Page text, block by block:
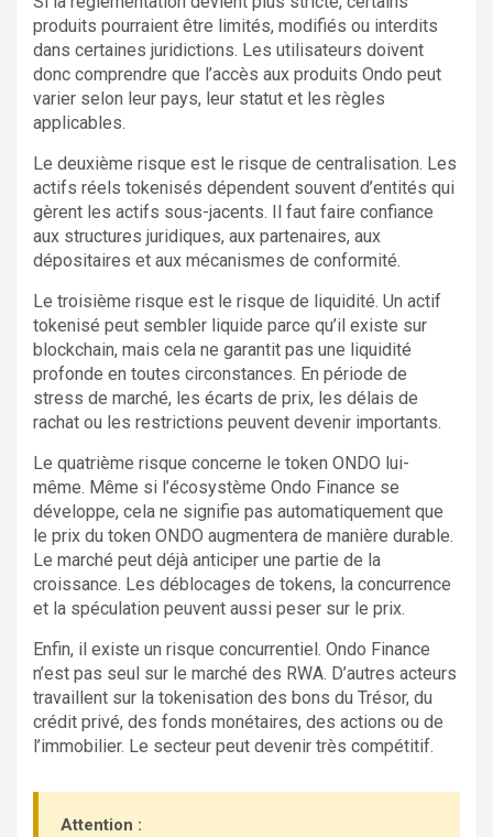
produits pourraient être limités, modifiés ou interdits
dans certaines juridictions. Les utilisateurs doivent
donc comprendre que l’accès aux produits Ondo peut
varier selon leur pays, leur statut et les règles
applicables.
Le deuxième risque est le risque de centralisation. Les
actifs réels tokenisés dépendent souvent d’entités qui
gèrent les actifs sous-jacents. Il faut faire confiance
aux structures juridiques, aux partenaires, aux
dépositaires et aux mécanismes de conformité.
Le troisième risque est le risque de liquidité. Un actif
tokenisé peut sembler liquide parce qu’il existe sur
blockchain, mais cela ne garantit pas une liquidité
profonde en toutes circonstances. En période de
stress de marché, les écarts de prix, les délais de
rachat ou les restrictions peuvent devenir importants.
Le quatrième risque concerne le token ONDO lui-
même. Même si l’écosystème Ondo Finance se
développe, cela ne signifie pas automatiquement que
le prix du token ONDO augmentera de manière durable.
Le marché peut déjà anticiper une partie de la
croissance. Les déblocages de tokens, la concurrence
et la spéculation peuvent aussi peser sur le prix.
Enfin, il existe un risque concurrentiel. Ondo Finance
n’est pas seul sur le marché des RWA. D’autres acteurs
travaillent sur la tokenisation des bons du Trésor, du
crédit privé, des fonds monétaires, des actions ou de
l’immobilier. Le secteur peut devenir très compétitif.
Attention :